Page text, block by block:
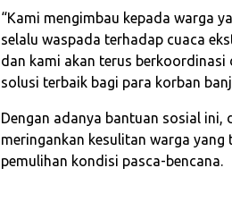
“Kami mengimbau kepada warga
selalu waspada terhadap cuaca
dan kami akan terus
solusi terbaik bagi para korban
Dengan adanya bantuan sosial ini,
meringankan kesulitan warga
pemulihan kondisi pasca-bencana.